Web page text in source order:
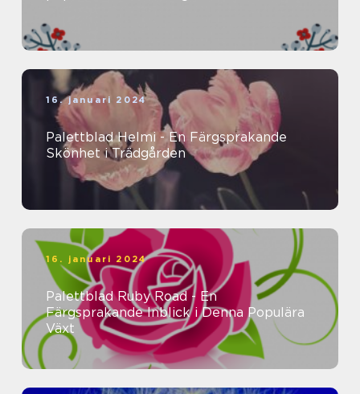
16. januari 2024
Palettblad Helmi - En Färgsprakande
Skönhet i Trädgården
16. januari 2024
Palettblad Ruby Road - En
Färgsprakande Inblick i Denna Populära
Växt